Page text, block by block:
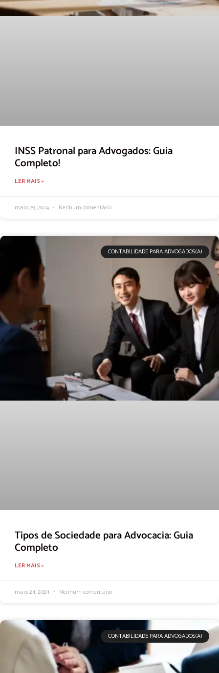
INSS Patronal para Advogados: Guia
Completo!
LER MAIS »
maio 29, 2024 Nenhum comentário
CONTABILIDADE PARA ADVOGADOS(A)
Tipos de Sociedade para Advocacia: Guia
Completo
LER MAIS »
maio 24, 2024 Nenhum comentário
CONTABILIDADE PARA ADVOGADOS(A)